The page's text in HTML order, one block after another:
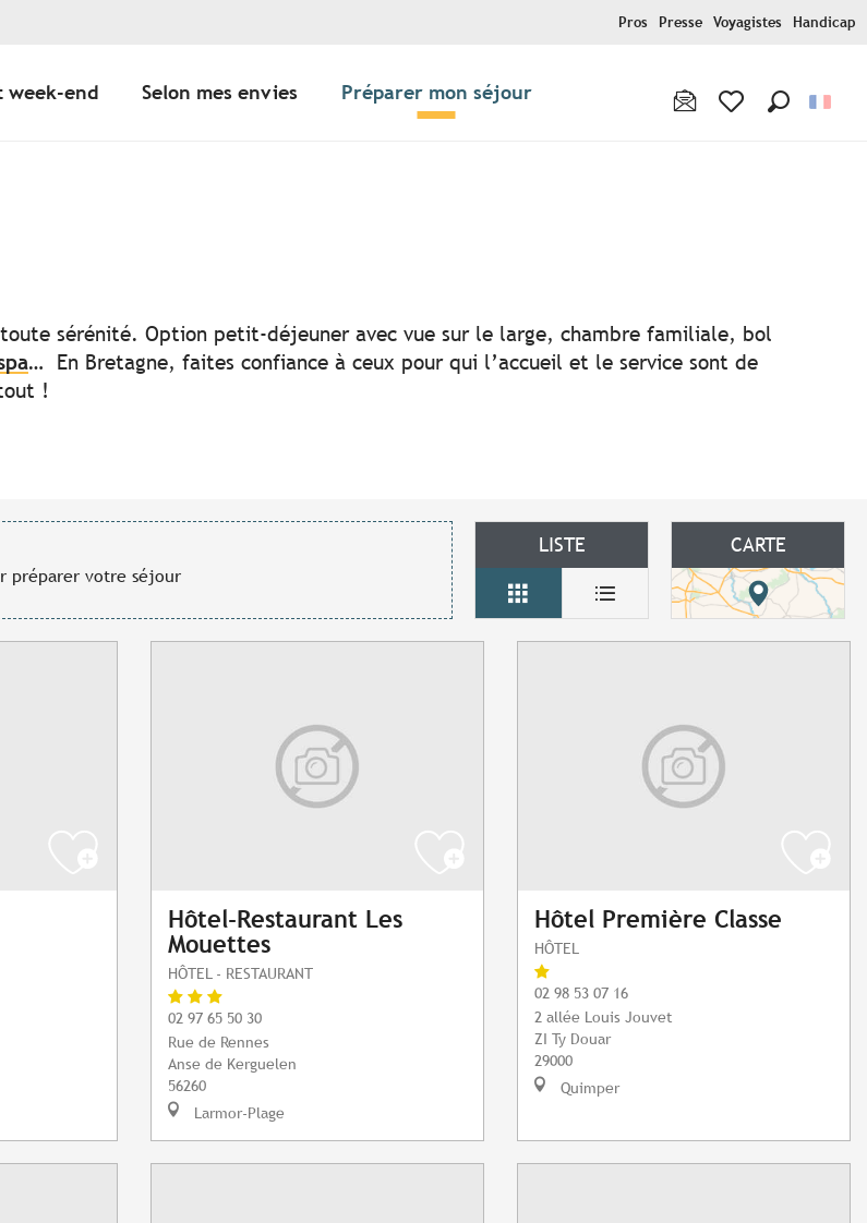
Pros Presse Voyagistes Handicap
week-end Selon mes envies Préparer mon séjour
favoris
toute sérénité. Option petit-déjeuner avec vue sur le large, chambre familiale, bol
… En Bretagne, faites confiance à ceux pour qui l’accueil et le service sont de
!
préparer votre séjour
LISTE CARTE
Hôtel-Restaurant Les
Mouettes
HÔTEL - RESTAURANT
02 97 65 50 30
Rue de Rennes
Anse de Kerguelen
56260
Larmor-Plage
Hôtel Première Classe
HÔTEL
02 98 53 07 16
2 allée Louis Jouvet
ZI Ty Douar
29000
Quimper